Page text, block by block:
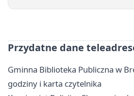
Przydatne dane
Gminna Biblioteka Publiczna w
godziny i karta czytelnika